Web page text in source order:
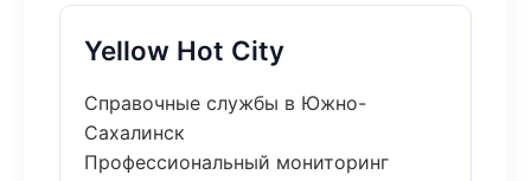
Yellow Hot City
Справочные службы в Южно-
Сахалинск
Профессиональный мониторинг